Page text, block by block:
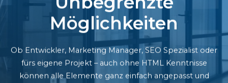
Möglichkeiten
Ob Entwickler, Marketing Manager, SEO Spezialist oder
fürs eigene Projekt – auch ohne HTML Kenntnisse
können alle Elemente ganz einfach angepasst und